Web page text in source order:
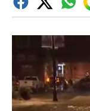
FacebookTwitter